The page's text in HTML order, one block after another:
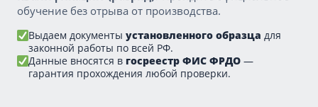
обучение без отрыва от производства.
Выдаем документы установленного образца для
законной работы по всей РФ.
Данные вносятся в госреестр ФИС ФРДО —
гарантия прохождения любой проверки.